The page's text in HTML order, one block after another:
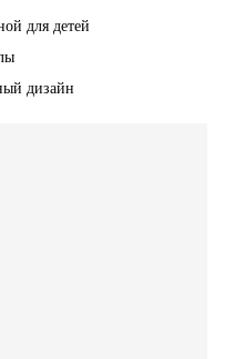
для детей
дизайн